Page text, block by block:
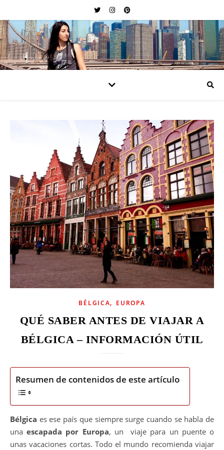
BÉLGICA, EUROPA
QUÉ SABER ANTES DE VIAJAR A
BÉLGICA – INFORMACIÓN ÚTIL
Resumen de contenidos de este artículo
Bélgica es ese país que siempre surge cuando se habla de
unaescapada por Europa, un viaje para un puente o
unas vacaciones cortas. Todo el mundo recomienda viajar